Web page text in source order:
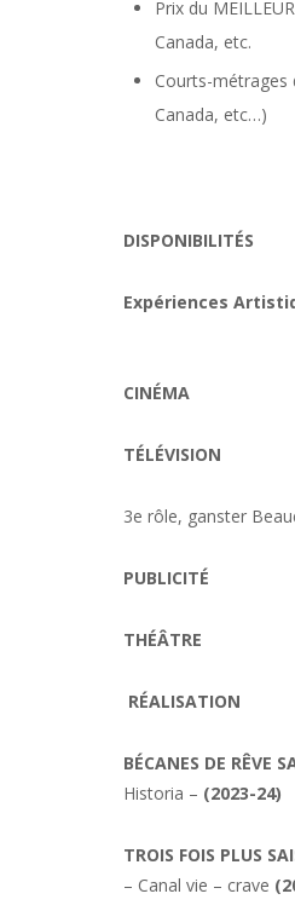
Prix du
Canada, etc.
Courts-métrages
Canada, etc…)
DISPONIBILITÉS
Expériences
CINÉMA
TÉLÉVISION
3e rôle, ganster
PUBLICITÉ
THÉÂTRE
RÉALISATION
BÉCANES DE RÊVE
Historia – (2023-24)
TROIS FOIS PLUS
– Canal vie – crave